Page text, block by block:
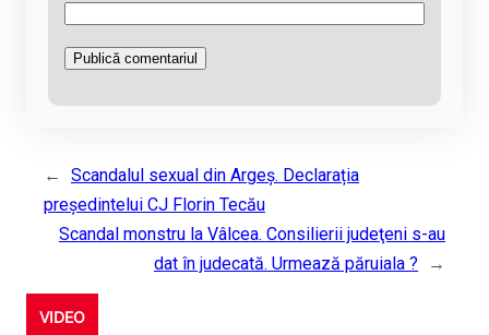
←
Scandalul sexual din Argeș. Declarația
președintelui CJ Florin Tecău
Scandal monstru la Vâlcea. Consilierii judeţeni s-au
dat în judecată. Urmează păruiala ?
→
VIDEO